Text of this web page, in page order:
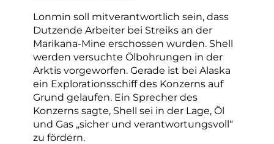
Lonmin soll mitverantwortlich sein, dass
Dutzende Arbeiter bei Streiks an der
Marikana-Mine erschossen wurden. Shell
werden versuchte Ölbohrungen in der
Arktis vorgeworfen. Gerade ist bei Alaska
ein Explorationsschiff des Konzerns auf
Grund gelaufen. Ein Sprecher des
Konzerns sagte, Shell sei in der Lage, Öl
und Gas „sicher und verantwortungsvoll“
zu fördern.